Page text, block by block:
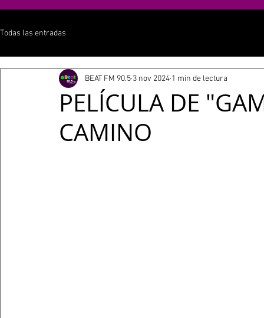
Todas las entradas
PELÍCULA DE
CAMINO
BEAT FM 90.5 3 nov 2024 1 min de lectura